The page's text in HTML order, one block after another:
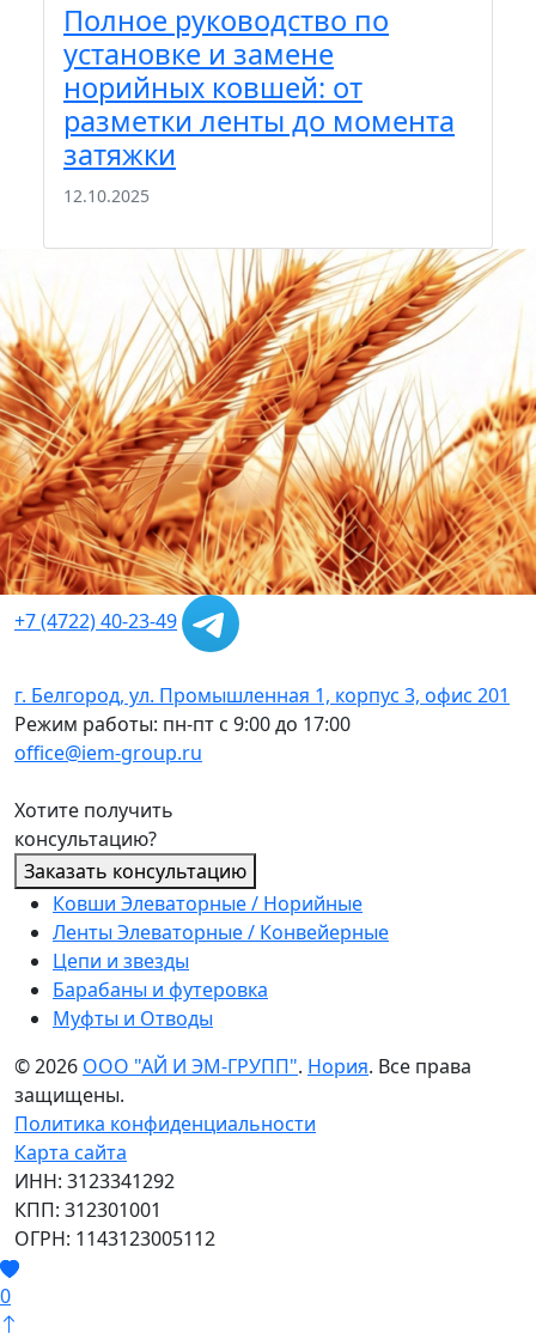
Полное руководство по
установке и замене
норийных ковшей: от
разметки ленты до момента
затяжки
12.10.2025
+7 (4722) 40-23-49
г. Белгород, ул. Промышленная 1, корпус 3, офис 201
Режим работы: пн-пт с 9:00 до 17:00
office@iem-group.ru
Хотите получить
консультацию?
Заказать консультацию
Ковши Элеваторные / Норийные
Ленты Элеваторные / Конвейерные
Цепи и звезды
Барабаны и футеровка
Муфты и Отводы
© 2026 ООО "АЙ И ЭМ-ГРУПП". Нория. Все права
защищены.
Политика конфиденциальности
Карта сайта
ИНН: 3123341292
КПП: 312301001
ОГРН: 1143123005112
0